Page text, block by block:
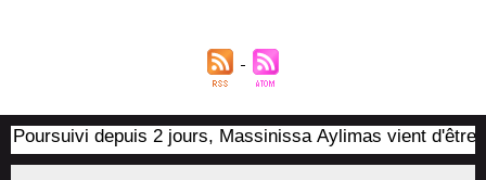
Poursuivi depuis 2 jours, Massinissa Aylimas vient d'être